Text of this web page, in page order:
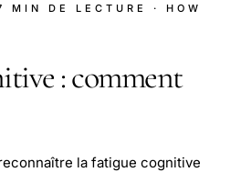
MIN DE LECTURE
· HOW
: comment
la fatigue cognitive